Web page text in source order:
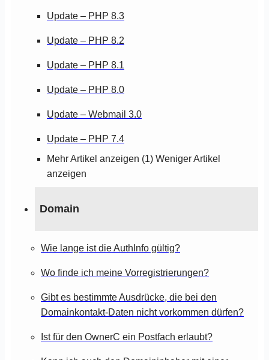
Update – PHP 8.3
Update – PHP 8.2
Update – PHP 8.1
Update – PHP 8.0
Update – Webmail 3.0
Update – PHP 7.4
Mehr Artikel anzeigen (1) Weniger Artikel
anzeigen
Domain
Wie lange ist die AuthInfo gültig?
Wo finde ich meine Vorregistrierungen?
Gibt es bestimmte Ausdrücke, die bei den
Domainkontakt-Daten nicht vorkommen dürfen?
Ist für den OwnerC ein Postfach erlaubt?